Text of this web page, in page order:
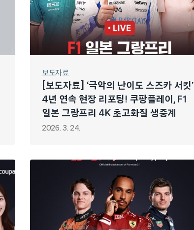
보도자료
[보도자료] ‘극악의 난이도 스즈카 서킷’
4년 연속 현장 리포팅! 쿠팡플레이, F1
일본 그랑프리 4K 초고화질 생중계
2026. 3. 24.